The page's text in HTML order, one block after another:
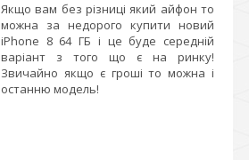
Якщо вам без різниці який айфон то
можна за недорого купити новий
iPhone 8 64 ГБ i це буде середній
варіант з того що є на ринку!
Звичайно якщо є гроші то можна і
останню модель!